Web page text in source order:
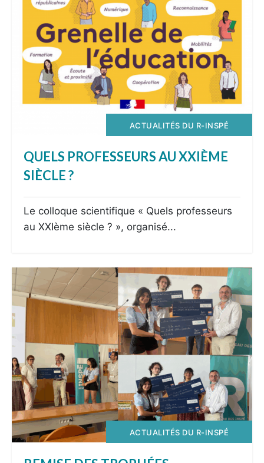
ACTUALITÉS DU R-INSPÉ
QUELS PROFESSEURS AU XXIÈME
SIÈCLE ?
Le colloque scientifique « Quels professeurs
au XXIème siècle ? », organisé...
ACTUALITÉS DU R-INSPÉ